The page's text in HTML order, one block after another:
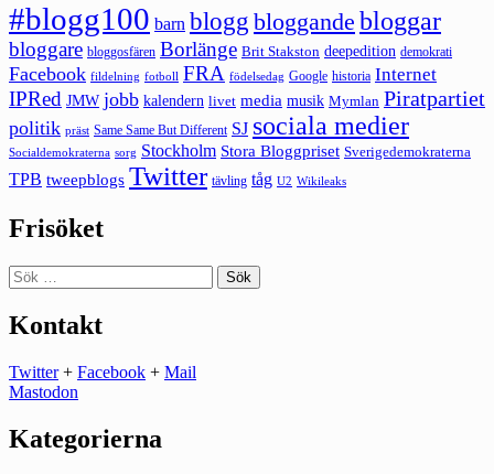
#blogg100 barn blogg bloggande bloggar
bloggare bloggosfären Borlänge Brit Stakston deepedition demokrati
Facebook fildelning fotboll FRA födelsedag Google historia Internet
IPRed JMW jobb kalendern livet media musik Mymlan Piratpartiet
politik präst Same Same But Different SJ sociala medier
Socialdemokraterna sorg Stockholm Stora Bloggpriset Sverigedemokraterna
TPB tweepblogs Twitter tävling tåg U2 Wikileaks
Frisöket
Sök
efter:
Kontakt
Twitter+ Facebook + Mail
Mastodon
Kategorierna